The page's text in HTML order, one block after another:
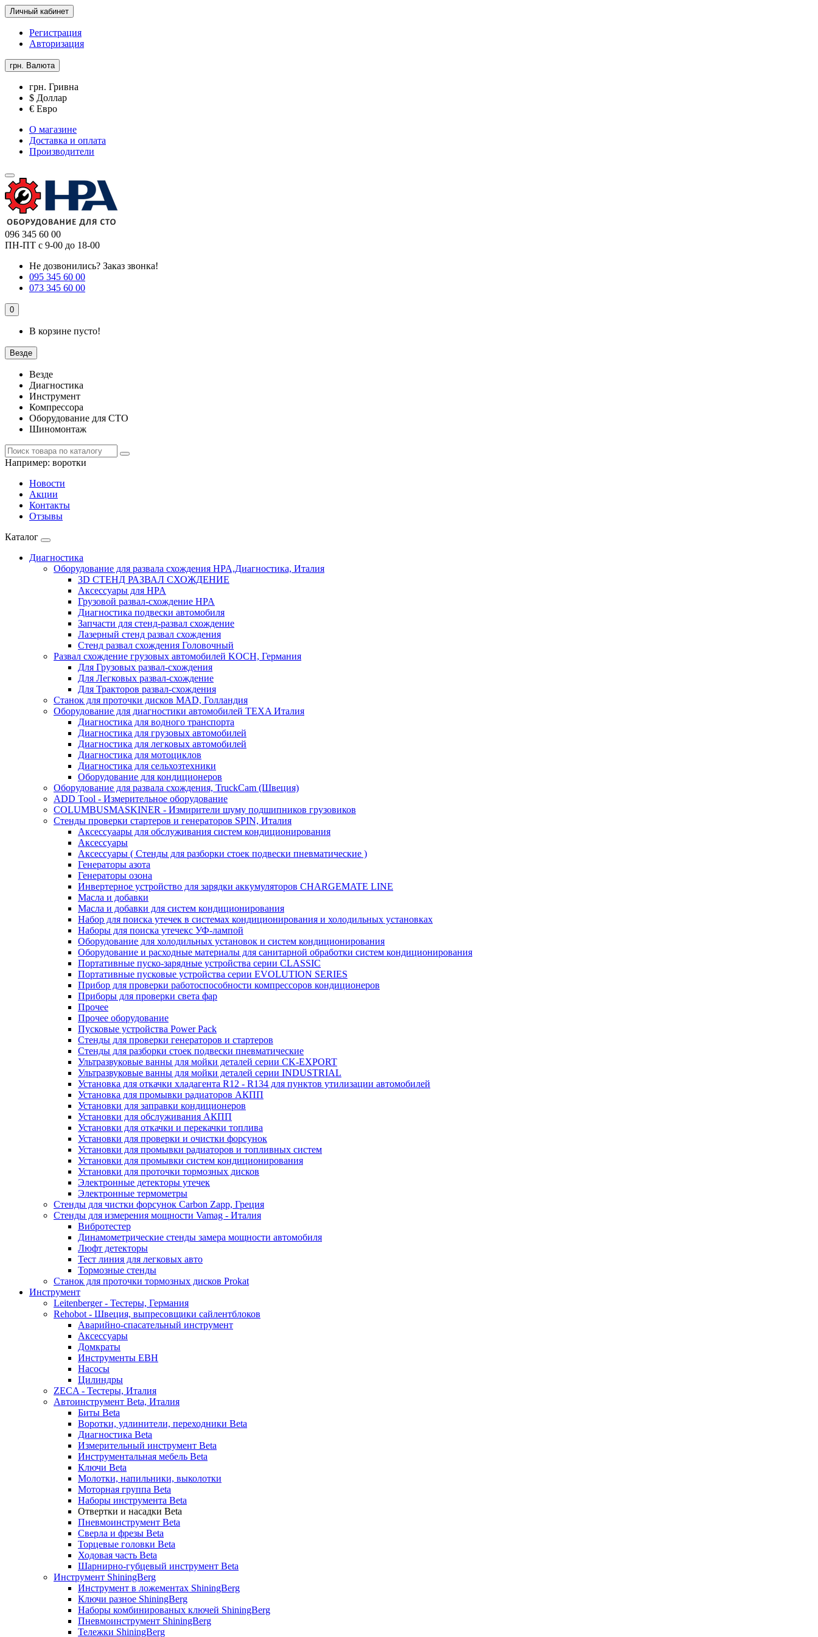
Личный кабинет
Регистрация
Авторизация
грн. Валюта
грн. Гривна
$ Доллар
€ Евро
О магазине
Доставка и оплата
Производители
096 345 60 00
ПН-ПТ с 9-00 до 18-00
Не дозвонились? Заказ звонка!
095 345 60 00
073 345 60 00
0
В корзине пусто!
Везде
Везде
Диагностика
Инструмент
Компрессора
Оборудование для СТО
Шиномонтаж
Например: воротки
Новости
Акции
Контакты
Отзывы
Каталог
Диагностика
Оборудование для развала схождения HPA,Диагностика, Италия
3D СТЕНД РАЗВАЛ СХОЖДЕНИЕ
Аксессуары для HPA
Грузовой развал-схождение HPA
Диагностика подвески автомобиля
Запчасти для стенд-развал схождение
Лазерный стенд развал схождения
Стенд развал схождения Головочный
Развал схождение грузовых автомобилей KOCH, Германия
Для Грузовых развал-схождения
Для Легковых развал-схождение
Для Тракторов развал-схождения
Станок для проточки дисков MAD, Голландия
Оборудование для диагностики автомобилей TEXA Италия
Диагностика для водного транспорта
Диагностика для грузовых автомобилей
Диагностика для легковых автомобилей
Диагностика для мотоциклов
Диагностика для сельхозтехники
Оборудование для кондиционеров
Оборудование для развала схождения, TruckCam (Швеция)
ADD Tool - Измерительное оборудование
COLUMBUSMASKINER - Измирители шуму подшипников грузовиков
Стенды проверки стартеров и генераторов SPIN, Италия
Аксессуаары для обслуживания систем кондиционирования
Аксессуары
Аксессуары ( Стенды для разборки стоек подвески пневматические )
Генераторы азота
Генераторы озона
Инвертерное устройство для зарядки аккумуляторов CHARGEMATE LINE
Масла и добавки
Масла и добавки для систем кондиционирования
Набор для поиска утечек в системах кондиционирования и холодильных установках
Наборы для поиска утечекс УФ-лампой
Оборудование для холодильных установок и систем кондиционирования
Оборудование и расходные материалы для санитарной обработки систем кондиционирования
Портативные пуско-зарядные устройства серии CLASSIC
Портативные пусковые устройства серии EVOLUTION SERIES
Прибор для проверки работоспособности компрессоров кондиционеров
Приборы для проверки света фар
Прочее
Прочее оборудование
Пусковые устройства Power Pack
Стенды для проверки генераторов и стартеров
Стенды для разборки стоек подвески пневматические
Ультразвуковые ванны для мойки деталей серии CK-EXPORT
Ультразвуковые ванны для мойки деталей серии INDUSTRIAL
Установка для откачки хладагента R12 - R134 для пунктов утилизации автомобилей
Установка для промывки радиаторов АКПП
Установки для заправки кондиционеров
Установки для обслуживания АКПП
Установки для откачки и перекачки топлива
Установки для проверки и очистки форсунок
Установки для промывки радиаторов и топливных систем
Установки для промывки систем кондиционирования
Установки для проточки тормозных дисков
Электронные детекторы утечек
Электронные термометры
Стенды для чистки форсунок Carbon Zapp, Греция
Стенды для измерения мощности Vamag - Италия
Вибротестер
Динамометрические стенды замера мощности автомобиля
Люфт детекторы
Тест линия для легковых авто
Тормозные стенды
Станок для проточки тормозных дисков Prokat
Инструмент
Leitenberger - Тестеры, Германия
Rehobot - Швеция, выпресовщики сайлентблоков
Аварийно-спасательный инструмент
Аксессуары
Домкраты
Инструменты EBH
Насосы
Цилиндры
ZECA - Тестеры, Италия
Автоинструмент Beta, Италия
Биты Beta
Воротки, удлинители, переходники Beta
Диагностика Beta
Измерительный инструмент Beta
Инструментальная мебель Beta
Ключи Beta
Молотки, напильники, выколотки
Моторная группа Beta
Наборы инструмента Beta
Отвертки и насадки Beta
Пневмоинструмент Beta
Сверла и фрезы Beta
Торцевые головки Beta
Ходовая часть Beta
Шарнирно-губцевый инструмент Beta
Инструмент ShiningBerg
Инструмент в ложементах ShiningBerg
Ключи разное ShiningBerg
Наборы комбинированых ключей ShiningBerg
Пневмоинструмент ShiningBerg
Тележки ShiningBerg